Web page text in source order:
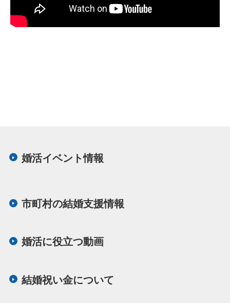
婚活イベント情報
市町村の結婚支援情報
婚活に役立つ動画
結婚祝い金について